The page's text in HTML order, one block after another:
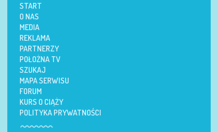
START
O NAS
MEDIA
REKLAMA
PARTNERZY
POŁOŻNA TV
SZUKAJ
MAPA SERWISU
FORUM
KURS O CIĄŻY
POLITYKA PRYWATNOŚCI